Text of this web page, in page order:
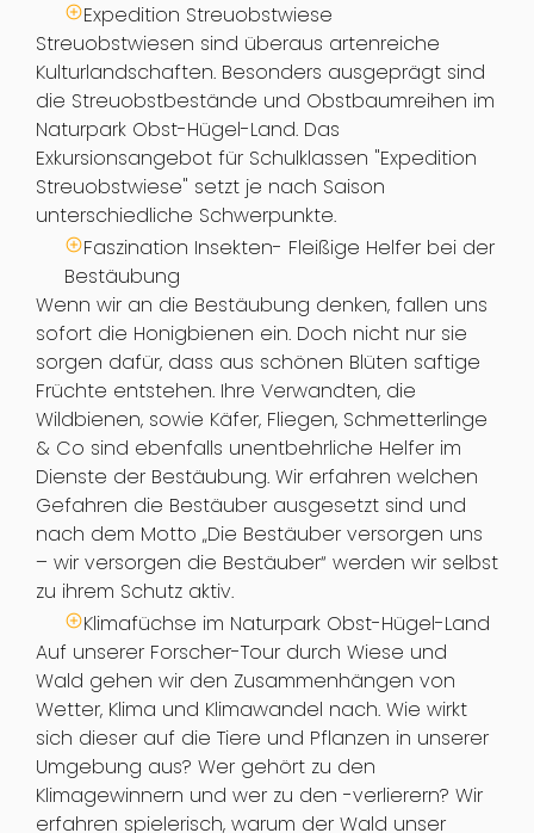
Expedition Streuobstwiese
Streuobstwiesen sind überaus artenreiche
Kulturlandschaften. Besonders ausgeprägt sind
die Streuobstbestände und Obstbaumreihen im
Naturpark Obst-Hügel-Land. Das
Exkursionsangebot für Schulklassen "Expedition
Streuobstwiese" setzt je nach Saison
unterschiedliche Schwerpunkte.
Faszination Insekten- Fleißige Helfer bei der
Bestäubung
Wenn wir an die Bestäubung denken, fallen uns
sofort die Honigbienen ein. Doch nicht nur sie
sorgen dafür, dass aus schönen Blüten saftige
Früchte entstehen. Ihre Verwandten, die
Wildbienen, sowie Käfer, Fliegen, Schmetterlinge
& Co sind ebenfalls unentbehrliche Helfer im
Dienste der Bestäubung. Wir erfahren welchen
Gefahren die Bestäuber ausgesetzt sind und
nach dem Motto „Die Bestäuber versorgen uns
– wir versorgen die Bestäuber“ werden wir selbst
zu ihrem Schutz aktiv.
Klimafüchse im Naturpark Obst-Hügel-Land
Auf unserer Forscher-Tour durch Wiese und
Wald gehen wir den Zusammenhängen von
Wetter, Klima und Klimawandel nach. Wie wirkt
sich dieser auf die Tiere und Pflanzen in unserer
Umgebung aus? Wer gehört zu den
Klimagewinnern und wer zu den -verlierern? Wir
erfahren spielerisch, warum der Wald unser